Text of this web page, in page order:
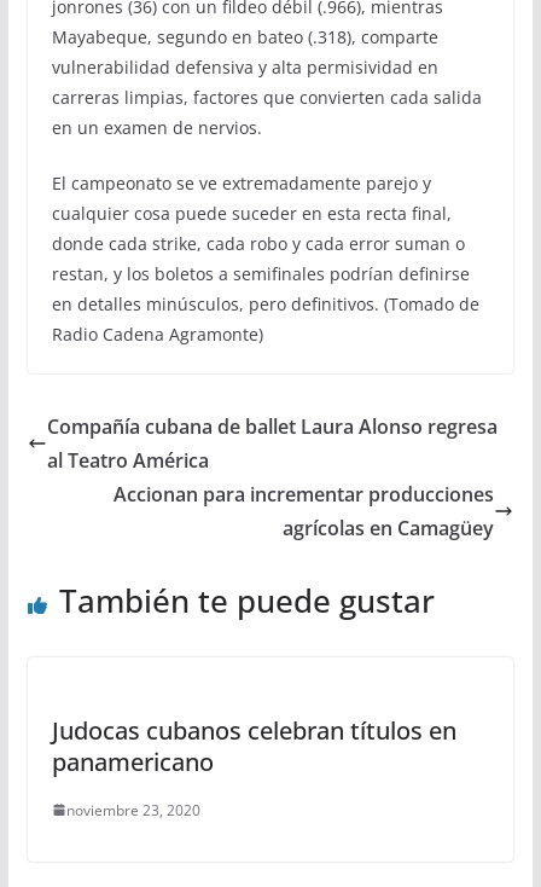
jonrones (36) con un fildeo débil (.966), mientras
Mayabeque, segundo en bateo (.318), comparte
vulnerabilidad defensiva y alta permisividad en
carreras limpias, factores que convierten cada salida
en un examen de nervios.
El campeonato se ve extremadamente parejo y
cualquier cosa puede suceder en esta recta final,
donde cada strike, cada robo y cada error suman o
restan, y los boletos a semifinales podrían definirse
en detalles minúsculos, pero definitivos. (Tomado de
Radio Cadena Agramonte)
Compañía cubana de ballet Laura Alonso regresa
al Teatro América
Accionan para incrementar producciones
agrícolas en Camagüey
También te puede gustar
Judocas cubanos celebran títulos en
panamericano
noviembre 23, 2020